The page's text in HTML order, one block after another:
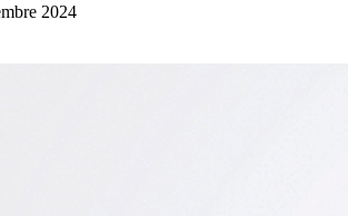
2024